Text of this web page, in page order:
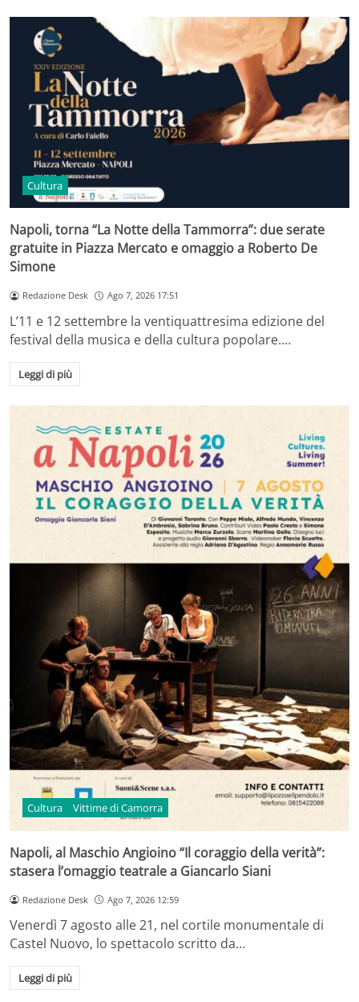
Cultura
Napoli, torna “La Notte della Tammorra”: due serate
gratuite in Piazza Mercato e omaggio a Roberto De
Simone
Redazione Desk Ago 7, 2026 17:51
L’11 e 12 settembre la ventiquattresima edizione del
festival della musica e della cultura popolare.…
Leggi di più
Cultura Vittime di Camorra
Napoli, al Maschio Angioino “Il coraggio della verità”:
stasera l’omaggio teatrale a Giancarlo Siani
Redazione Desk Ago 7, 2026 12:59
Venerdì 7 agosto alle 21, nel cortile monumentale di
Castel Nuovo, lo spettacolo scritto da…
Leggi di più